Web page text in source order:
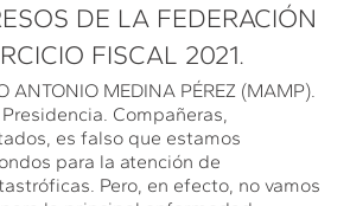
DE LA FEDERACIÓN
FISCAL 2021.
ANTONIO MEDINA PÉREZ (MAMP).
Compañeras,
es falso que estamos
para la atención de
Pero, en efecto, no vamos